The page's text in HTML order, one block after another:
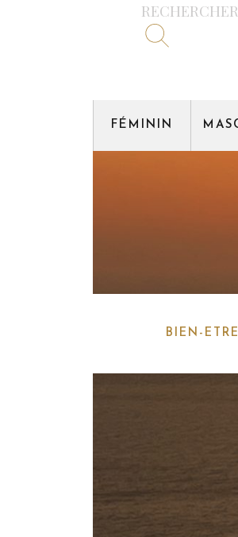
RECHERCHER
FÉMININ
BIEN-ETRE